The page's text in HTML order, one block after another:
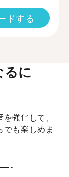
ドする
に
強化して、
も楽しめま